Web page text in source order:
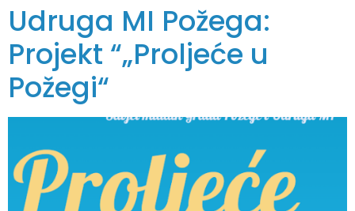
Udruga MI Požega:
Projekt “„Proljeće u
Požegi“